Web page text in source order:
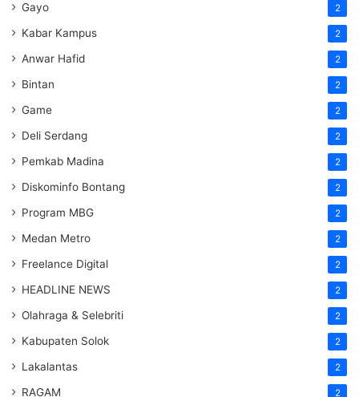
Gayo 2
Kabar Kampus 2
Anwar Hafid 2
Bintan 2
Game 2
Deli Serdang 2
Pemkab Madina 2
Diskominfo Bontang 2
Program MBG 2
Medan Metro 2
Freelance Digital 2
HEADLINE NEWS 2
Olahraga & Selebriti 2
Kabupaten Solok 2
Lakalantas 2
RAGAM 2